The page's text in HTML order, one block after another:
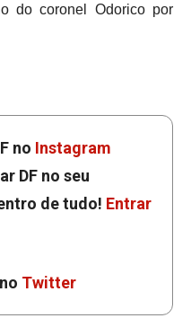
do coronel Odorico por
no Instagram
DF no seu
de tudo! Entrar
no Twitter